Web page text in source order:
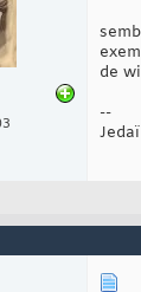
de
--
Jedaï